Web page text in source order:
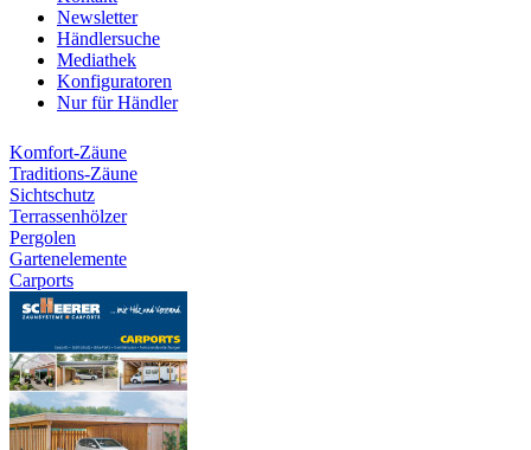
Newsletter
Händlersuche
Mediathek
Konfiguratoren
Nur für Händler
Komfort-Zäune
Traditions-Zäune
Sichtschutz
Terrassenhölzer
Pergolen
Gartenelemente
Carports